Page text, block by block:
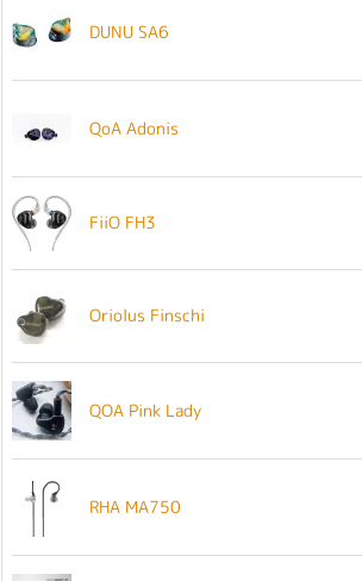
DUNU SA6
QoA Adonis
FiiO FH3
Oriolus Finschi
QOA Pink Lady
RHA MA750